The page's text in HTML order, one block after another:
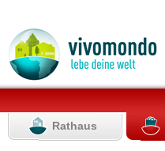
Rathaus